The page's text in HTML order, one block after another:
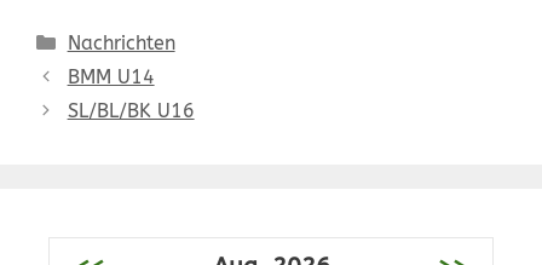
Kategorien
Nachrichten
BMM U14
SL/BL/BK U16